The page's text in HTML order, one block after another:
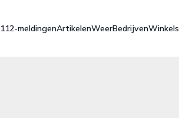
112-meldingenArtikelenWeerBedrijvenWinkels